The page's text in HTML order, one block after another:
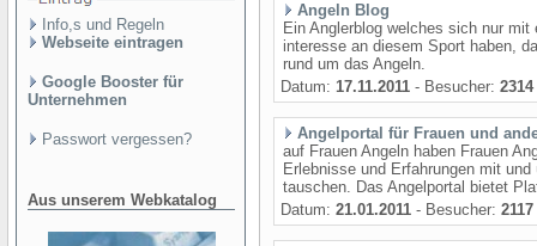
Info,s und Regeln
Webseite eintragen
Google Booster für
Unternehmen
Passwort vergessen?
Aus unserem Webkatalog
Angeln Blog
Ein Anglerblog welches sich nur
interesse an diesem Sport haben,
rund um das Angeln.
Datum: 17.11.2011 - Besucher: 2314
Angelportal für Frauen und
auf Frauen Angeln haben Frauen
Erlebnisse und Erfahrungen mit
tauschen. Das Angelportal bietet
Datum: 21.01.2011 - Besucher: 2117